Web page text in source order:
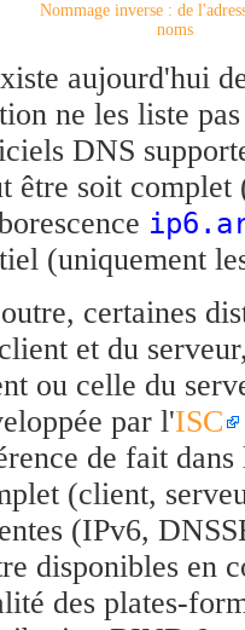
Nommage inverse : de
noms
aujourd'hui
ne les liste
DNS
être soit
(uniquement
certaines
et du
ou celle du
par l'ISC
de fait
(client,
(IPv6,
disponibles en
des plates-